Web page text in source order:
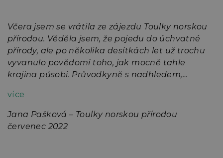
Včera jsem se vrátila ze zájezdu Toulky norskou
přírodou. Věděla jsem, že pojedu do úchvatné
přírody, ale po několika desítkách let už trochu
vyvanulo povědomí toho, jak mocně tahle
krajina působí. Průvodkyně s nadhledem,
všemu, co zájezd, složený z lidí různých názorů,
obnáší. A nacházela pro nás ještě další
vylepšování. To, jak byl zájezd paní průvodkyní
více
Jana Pašková – Toulky norskou přírodou
červenec 2022